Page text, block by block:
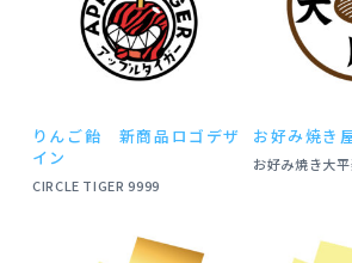
りんご飴 新商品ロゴデザ
イン
CIRCLE TIGER 9999
お好み焼き
お好み焼き大